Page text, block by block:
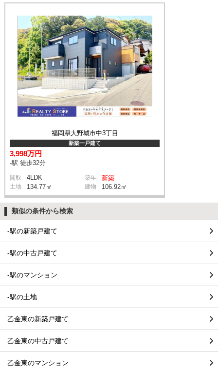
福岡県大野城市中3丁目
新築一戸建て
3,998万円
-駅 徒歩32分
間取 4LDK 築年 新築
土地 134.77㎡ 建物 106.92㎡
類似の条件から検索
-駅の新築戸建て
-駅の中古戸建て
-駅のマンション
-駅の土地
乙金東の新築戸建て
乙金東の中古戸建て
乙金東のマンション